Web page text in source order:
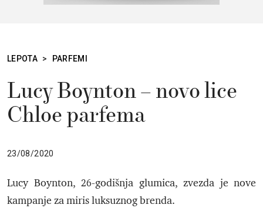
LEPOTA > PARFEMI
Lucy Boynton – novo lice
Chloe parfema
23/08/2020
Lucy Boynton, 26-godišnja glumica, zvezda je nove
kampanje za miris luksuznog brenda.